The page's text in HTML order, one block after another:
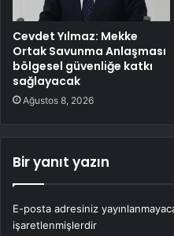
Cevdet Yılmaz: Mekke
Ortak Savunma Anlaşması
bölgesel güvenliğe katkı
sağlayacak
Ağustos 8, 2026
Bir yanıt yazın
E-posta adresiniz
işaretlenmişlerdir